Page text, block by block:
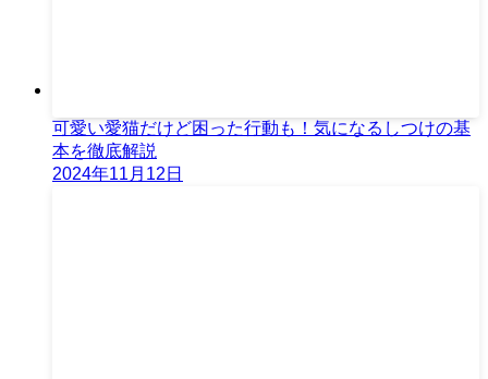
可愛い愛猫だけど困った行動も！気になるしつけの基
本を徹底解説
2024年11月12日